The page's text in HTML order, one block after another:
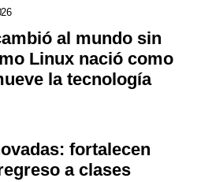
al mundo sin
Linux nació como
la tecnología
fortalecen
a clases